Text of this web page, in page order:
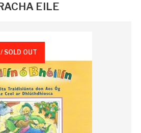
EILE
SOLD OUT